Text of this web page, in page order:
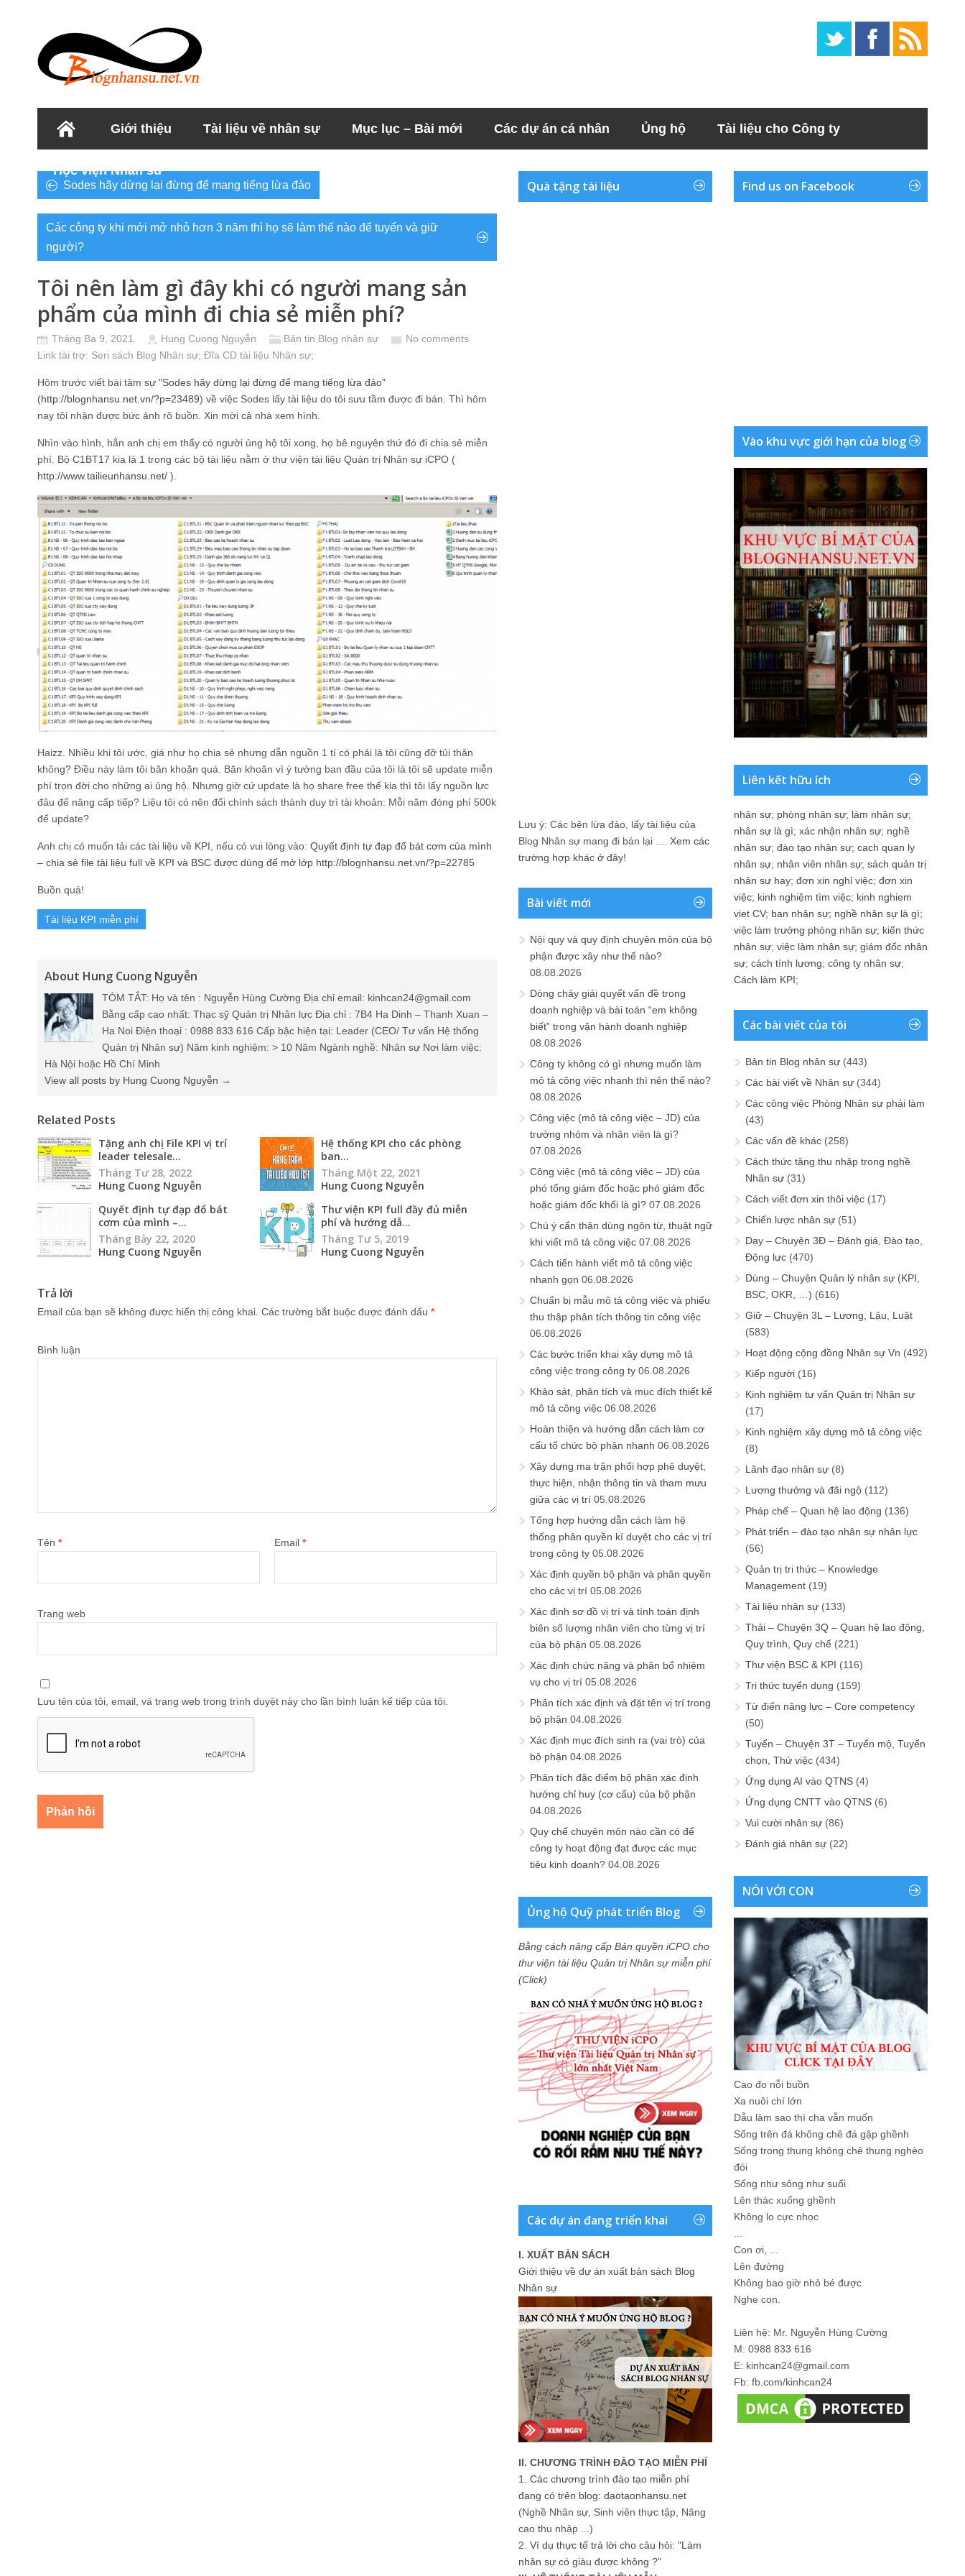
Giới thiệu Tài liệu về nhân sự Mục lục – Bài mới Các dự án cá nhân Ủng hộ Tài liệu cho Công ty
Học viện Nhân sư
Sodes hãy dừng lại đừng để mang tiếng lừa đảo
Các công ty khi mới mở nhỏ hơn 3 năm thì họ sẽ làm thế nào để tuyển và giữ
người?
Tôi nên làm gì đây khi có người mang sản
phẩm của mình đi chia sẻ miễn phí?
Tháng Ba 9, 2021 Hung Cuong Nguyễn Bản tin Blog nhân sự
No comments
Link tài trợ: Seri sách Blog Nhân sự; Đĩa CD tài liệu Nhân sự;
Hôm trước viết bài tâm sự "Sodes hãy dừng lại đừng để mang tiếng lừa đảo"
(http://blognhansu.net.vn/?p=23489) về việc Sodes lấy tài liệu do tôi sưu tầm được đi bán. Thì hôm
nay tôi nhận được bức ảnh rõ buồn. Xin mời cả nhà xem hình.
Nhìn vào hình, hẳn anh chị em thấy có người ủng hộ tôi xong, họ bê nguyên thứ đó đi chia sẻ miễn
phí. Bộ C1BT17 kia là 1 trong các bộ tài liệu nằm ở thư viện tài liệu Quản trị Nhân sự iCPO (
http://www.tailieunhansu.net/ ).
Haizz. Nhiều khi tôi ước, giá như họ chia sẻ nhưng dẫn nguồn 1 tí có phải là tôi cũng đỡ tủi thân
không? Điều này làm tôi băn khoăn quá. Băn khoăn vì ý tưởng ban đầu của tôi là tôi sẽ update miễn
phí trọn đời cho những ai ủng hộ. Nhưng giờ cứ update là họ share free thế kia thì tôi lấy nguồn lực
đâu để nâng cấp tiếp? Liệu tôi có nên đổi chính sách thành duy trì tài khoản: Mỗi năm đóng phí 500k
để update?
Anh chị có muốn tải các tài liệu về KPI, nếu có vui lòng vào: Quyết định tự đạp đổ bát cơm của mình
– chia sẻ file tài liệu full về KPI và BSC được dùng để mở lớp http://blognhansu.net.vn/?p=22785
Buồn quá!
Tài liệu KPI miễn phí
About Hung Cuong Nguyễn
TÓM TẮT: Họ và tên : Nguyễn Hùng Cường Địa chỉ email: kinhcan24@gmail.com
Bằng cấp cao nhất: Thạc sỹ Quản trị Nhân lực Địa chỉ : 7B4 Ha Dinh – Thanh Xuan –
Ha Noi Điện thoại : 0988 833 616 Cấp bậc hiện tại: Leader (CEO/ Tư vấn Hệ thống
Quản trị Nhân sự) Năm kinh nghiệm: > 10 Năm Ngành nghề: Nhân sự Nơi làm việc:
Hà Nội hoặc Hồ Chí Minh
View all posts by Hung Cuong Nguyễn →
Related Posts
Tặng anh chị File KPI vị trí
leader telesale...
Tháng Tư 28, 2022
Hung Cuong Nguyễn
Hệ thống KPI cho các phòng
ban...
Tháng Một 22, 2021
Hung Cuong Nguyễn
Quyết định tự đạp đổ bát
cơm của mình –...
Tháng Bảy 22, 2020
Hung Cuong Nguyễn
Thư viện KPI full đầy đủ miễn
phí và hướng dẫ...
Tháng Tư 5, 2019
Hung Cuong Nguyễn
Trả lời
Email của bạn sẽ không được hiển thị công khai. Các trường bắt buộc được đánh dấu *
Bình luận
Tên * Email *
Trang web
Lưu tên của tôi, email, và trang web trong trình duyệt này cho lần bình luận kế tiếp của tôi.
Quà tặng tài liệu
Lưu ý: Các bên lừa đảo, lấy tài liệu của
Blog Nhân sự mang đi bán lại .... Xem các
trường hợp khác ở đây!
Bài viết mới
Nội quy và quy định chuyên môn của bộ
phận được xây như thế nào?
08.08.2026
Dòng chảy giải quyết vấn đề trong
doanh nghiệp và bài toán “em không
biết” trong vận hành doanh nghiệp
08.08.2026
Công ty không có gì nhưng muốn làm
mô tả công việc nhanh thì nên thế nào?
08.08.2026
Công việc (mô tả công việc – JD) của
trưởng nhóm và nhân viên là gì?
07.08.2026
Công việc (mô tả công việc – JD) của
phó tổng giám đốc hoặc phó giám đốc
hoặc giám đốc khối là gì? 07.08.2026
Chú ý cẩn thận dùng ngôn từ, thuật ngữ
khi viết mô tả công việc 07.08.2026
Cách tiến hành viết mô tả công việc
nhanh gọn 06.08.2026
Chuẩn bị mẫu mô tả công việc và phiếu
thu thập phân tích thông tin công việc
06.08.2026
Các bước triển khai xây dựng mô tả
công việc trong công ty 06.08.2026
Khảo sát, phân tích và mục đích thiết kế
mô tả công việc 06.08.2026
Hoàn thiện và hướng dẫn cách làm cơ
cấu tổ chức bộ phận nhanh 06.08.2026
Xây dựng ma trận phối hợp phê duyệt,
thực hiện, nhận thông tin và tham mưu
giữa các vị trí 05.08.2026
Tổng hợp hướng dẫn cách làm hệ
thống phân quyền kí duyệt cho các vị trí
trong công ty 05.08.2026
Xác định quyền bộ phận và phân quyền
cho các vị trí 05.08.2026
Xác định sơ đồ vị trí và tính toán định
biên số lượng nhân viên cho từng vị trí
của bộ phận 05.08.2026
Xác định chức năng và phân bổ nhiệm
vụ cho vị trí 05.08.2026
Phân tích xác định và đặt tên vị trí trong
bộ phận 04.08.2026
Xác định mục đích sinh ra (vai trò) của
bộ phận 04.08.2026
Phân tích đặc điểm bộ phận xác định
hướng chỉ huy (cơ cấu) của bộ phận
04.08.2026
Quy chế chuyên môn nào cần có để
công ty hoạt động đạt được các mục
tiêu kinh doanh? 04.08.2026
Ủng hộ Quỹ phát triển Blog
Bằng cách nâng cấp Bản quyền iCPO cho
thư viện tài liệu Quản trị Nhân sự miễn phí
(Click)
Các dự án đang triển khai
I. XUẤT BẢN SÁCH
Giới thiệu về dự án xuất bản sách Blog
Nhân sự
II. CHƯƠNG TRÌNH ĐÀO TẠO MIỄN PHÍ
1. Các chương trình đào tạo miễn phí
đang có trên blog: daotaonhansu.net
(Nghề Nhân sự, Sinh viên thực tập, Nâng
cao thu nhập ...)
2. Ví dụ thực tế trả lời cho câu hỏi: "Làm
nhân sự có giàu được không ?"
Find us on Facebook
Vào khu vực giới hạn của blog
Liên kết hữu ích
nhân sự; phòng nhân sự; làm nhân sự;
nhân sự là gì; xác nhận nhân sự; nghề
nhân sự; đào tạo nhân sự; cach quan ly
nhân sự; nhân viên nhân sự; sách quản trị
nhân sự hay; đơn xin nghỉ việc; đơn xin
việc; kinh nghiệm tìm việc; kinh nghiem
viet CV; ban nhân sự; nghề nhân sự là gì;
việc làm trưởng phòng nhân sự; kiến thức
nhân sự; việc làm nhân sự; giám đốc nhân
sự; cách tính lương; công ty nhân sự;
Cách làm KPI;
Các bài viết của tôi
Bản tin Blog nhân sự (443)
Các bài viết về Nhân sự (344)
Các công việc Phòng Nhân sự phải làm
(43)
Các vấn đề khác (258)
Cách thức tăng thu nhập trong nghề
Nhân sự (31)
Cách viết đơn xin thôi việc (17)
Chiến lược nhân sự (51)
Dạy – Chuyện 3Đ – Đánh giá, Đào tạo,
Động lực (470)
Dùng – Chuyện Quản lý nhân sự (KPI,
BSC, OKR, …) (616)
Giữ – Chuyện 3L – Lương, Lậu, Luật
(583)
Hoạt động cộng đồng Nhân sự Vn (492)
Kiếp người (16)
Kinh nghiệm tư vấn Quản trị Nhân sự
(17)
Kinh nghiệm xây dựng mô tả công việc
(8)
Lãnh đạo nhân sự (8)
Lương thưởng và đãi ngộ (112)
Pháp chế – Quan hệ lao động (136)
Phát triển – đào tạo nhân sự nhân lực
(56)
Quản trị tri thức – Knowledge
Management (19)
Tài liệu nhân sự (133)
Thải – Chuyện 3Q – Quan hệ lao động,
Quy trình, Quy chế (221)
Thư viện BSC & KPI (116)
Tri thức tuyển dụng (159)
Từ điển năng lực – Core competency
(50)
Tuyển – Chuyện 3T – Tuyển mộ, Tuyển
chọn, Thử việc (434)
Ứng dụng AI vào QTNS (4)
Ứng dụng CNTT vào QTNS (6)
Vui cười nhân sự (86)
Đánh giá nhân sự (22)
NÓI VỚI CON
Cao đo nỗi buồn
Xa nuôi chí lớn
Dẫu làm sao thì cha vẫn muốn
Sống trên đá không chê đá gập ghềnh
Sống trong thung không chê thung nghèo
đói
Sống như sông như suối
Lên thác xuống ghềnh
Không lo cực nhọc
Con ơi, ...
Lên đường
Không bao giờ nhỏ bé được
Nghe con.
Liên hệ: Mr. Nguyễn Hùng Cường
M: 0988 833 616
E: kinhcan24@gmail.com
Fb: fb.com/kinhcan24